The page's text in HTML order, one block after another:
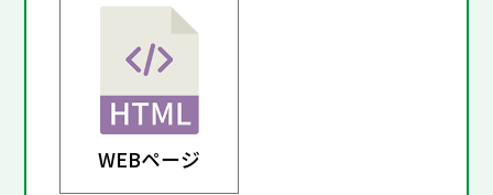
WEBページ